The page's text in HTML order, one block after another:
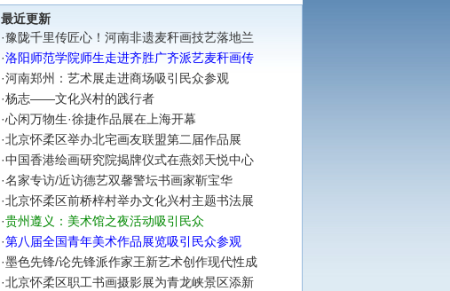
最近更新
·豫陇千里传匠心！河南非遗麦秆画技艺落地兰
·洛阳师范学院师生走进齐胜广齐派艺麦秆画传
·河南郑州：艺术展走进商场吸引民众参观
·杨志——文化兴村的践行者
·心闲万物生·徐捷作品展在上海开幕
·北京怀柔区举办北宅画友联盟第二届作品展
·中国香港绘画研究院揭牌仪式在燕郊天悦中心
·名家专访/近访德艺双馨警坛书画家靳宝华
·北京怀柔区前桥梓村举办文化兴村主题书法展
·贵州遵义：美术馆之夜活动吸引民众
·第八届全国青年美术作品展览吸引民众参观
·墨色先锋/论先锋派作家王新艺术创作现代性成
·北京怀柔区职工书画摄影展为青龙峡景区添新